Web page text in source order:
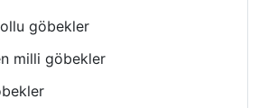
göbekler
milli göbekler